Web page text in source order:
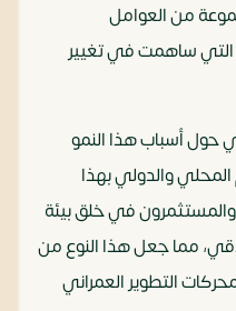
من العوامل
التي ساهمت في تغيير
حول أسباب هذا النمو
والدولي بهذا
في خلق بيئة
مما جعل هذا النوع من
التطوير العمراني